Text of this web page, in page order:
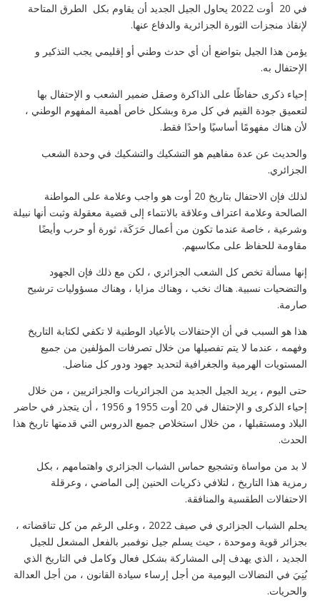
في 20 أوت 2022 يحاول الجيل الجديد أن يقاوم بكل الطرق المتاحة
لإنقاذ منجزات الثورة الجزائرية والدفاع عنها.
يؤمن هذا الجيل بتواضع أن أي حدث وطني أو إقليمي يجب التذكير و
الإحتفال به.
إحياء ذكرى حفاظًا على الذاكرة وصقل ضمير الشعب و الإحتفال بها
لتعميق جودة القيم في كل مرة وبشكل خاص أهمية المفهوم الوطني ،
لأن هناك مفهومًا أساسيًا واحدًا فقط.
والحديث عن عدة مفاهيم هو التشكيك والتشكيك في وحدة الشعب
الجزائري.
لذلك فإن الاحتفال بتاريخ 20 أوت هو واجب وعلامة على المواطنة
الصالحة وعلامة اعتراف وعلاقة بالانتماء إلى قضية معقولة وثبت أنها نبيلة
وشرعية ، خاصة عندما تكون من أعمال حَرَكَة، ثورة أو حرب وأيضًا
مقاومة للحفاظ على مكاسبهم.
إنها مسألة تخص كل الشعب الجزائري ، لكن مع ذلك فإن الجهود
والتضحيات نسبية. هناك نخب ، وهناك مزايا ، وهناك مسؤوليات ترشيح
صارمة.
هذا هو السبب في أن الإحتفالات بالأعياد الوطنية لا تكفي لكتابة التاريخ
وفهمه ، عندما لا يتم تفصيلها من خلال تصرفات المؤلفين من جميع
المستويات الهرمية والجغرافية لتحديد جهود ودور كل مناضل.
حتى اليوم ، يريد الجيل الجديد من الجزائريات والجزائريين ، من خلال
إحياء الذكرى و الإحتفال في 20 أوت 1955 و 1956 ، أن يتجذر في حاضر
البلاد ومستقبلها ، من خلال استخلاص جميع الدروس التي قدمتها تاريخ هذا
الحدث.
لا بد من مواساة وتشجيع حماس الشباب الجزائري واهتمامهم ، بكل
رمزية هذا التاريخ ، لتلافي ذكريات الحنين إلى الماضي ، وعرقلة
الاحتفالات الطقسية والمنافقة.
يحلم الشباب الجزائري في صيف 2022 ، وعلى الرغم من كل تناقضاته ،
بجزائر قوية وموحدة ، حيث يسلم جيل نوفمبر بالفعل المشعل للجيل
الجديد ، الذي يهدف إلى المشاركة بشكل فعال وكامل في التاريخ الذي
بُنِيَ في النضالات اليومية من أجل إرساء سيادة القانون ، من أجل العدالة
والحريات.